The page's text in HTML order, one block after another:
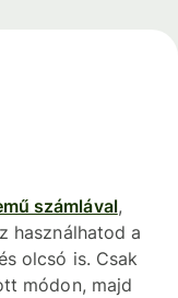
számlával,
használhatod a
olcsó is. Csak
módon, majd